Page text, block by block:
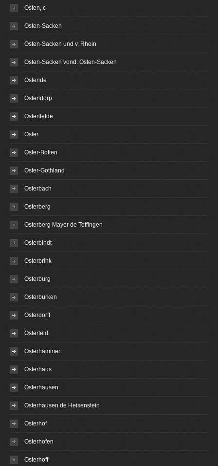
Osten, c
Osten-Sacken
Osten-Sacken und v. Rhein
Osten-Sacken vond. Osten-Sacken
Ostende
Ostendorp
Ostenfelde
Oster
Oster-Botten
Oster-Gothland
Osterbach
Osterberg
Osterberg Mayer de Toffingen
Osterbindt
Osterbrink
Osterburg
Osterburken
Osterdorff
Osterfeld
Osterhammer
Osterhaus
Osterhausen
Osterhausen de Heisenstein
Osterhof
Osterhofen
Osterhoff